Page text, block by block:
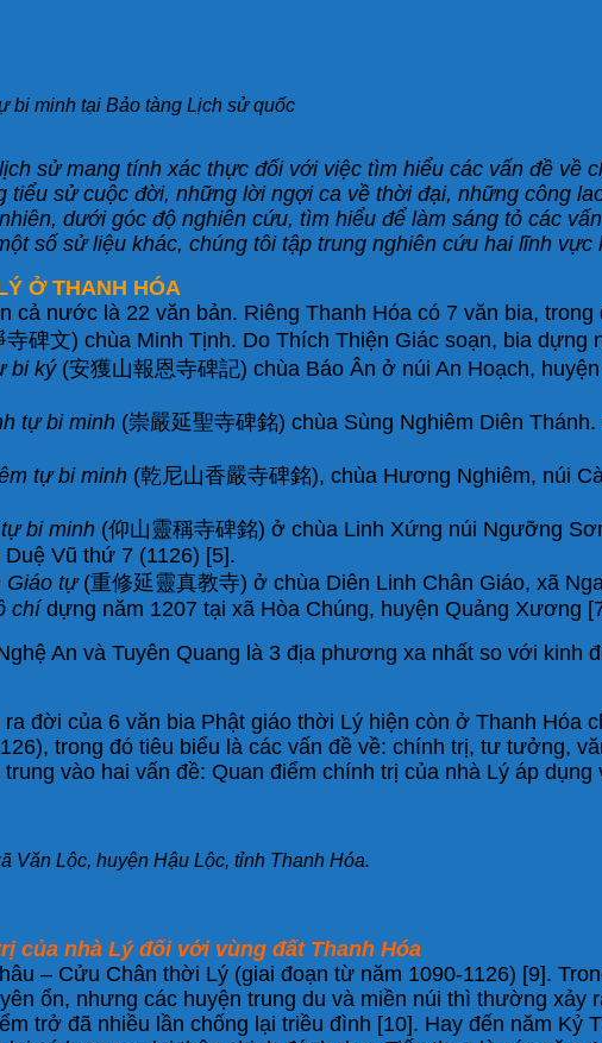
bi minh tại Bảo tàng Lịch sử quốc
sử mang tính xác thực đối với việc tìm hiểu các vấn đề về
tiểu sử cuộc đời, những lời ngợi ca về thời đại, những công
dưới góc độ nghiên cứu, tìm hiểu để làm sáng tỏ các
số sử liệu khác, chúng tôi tập trung nghiên cứu hai lĩnh
Ở THANH HÓA
cả nước là 22 văn bản. Riêng Thanh Hóa có 7 văn bia, trong
寺碑文) chùa Minh Tịnh. Do Thích Thiện Giác soạn, bia
bi ký(安獲山報恩寺碑記) chùa Báo Ân ở núi An Hoạch,
tự bi minh (崇嚴延聖寺碑銘) chùa Sùng Nghiêm Diên
tự bi minh (乾尼山香嚴寺碑銘), chùa Hương Nghiêm, núi
bi minh (仰山靈稱寺碑銘) ở chùa Linh Xứng núi Ngưỡng
Vũ thứ 7 (1126) [5].
Giáo tự(重修延靈真教寺) ở chùa Diên Linh Chân Giáo, xã
chídựng năm 1207 tại xã Hòa Chúng, huyện Quảng Xương
An và Tuyên Quang là 3 địa phương xa nhất so với
đời của 6 văn bia Phật giáo thời Lý hiện còn ở Thanh Hóa
trong đó tiêu biểu là các vấn đề về: chính trị, tư tưởng,
vào hai vấn đề: Quan điểm chính trị của nhà Lý áp
Văn Lộc, huyện Hậu Lộc, tỉnh Thanh Hóa.
của nhà Lý đối với vùng đất Thanh Hóa
– Cửu Chân thời Lý (giai đoạn từ năm 1090-1126) [9].
ổn, nhưng các huyện trung du và miền núi thì thường
trở đã nhiều lần chống lại triều đình [10]. Hay đến năm Kỷ